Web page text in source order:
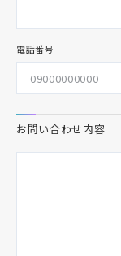
電話番号
お問い合わせ内容